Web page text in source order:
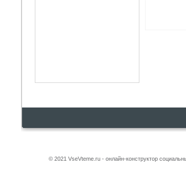
© 2021 VseVteme.ru - онлайн-конструктор